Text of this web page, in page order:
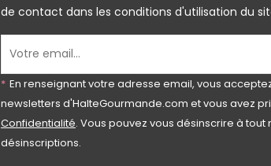
de contact dans les conditions d'utilisation du
* En renseignant votre adresse email, vous
newsletters d'HalteGourmande.com et vous avez
Confidentialité. Vous pouvez vous désinscrire à
désinscriptions.